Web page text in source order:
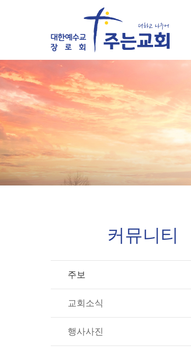
커뮤니티
주보
교회소식
행사사진